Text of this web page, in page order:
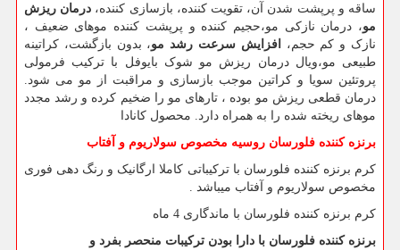
ساقه و پرپشت شدن آن، تقویت کننده، بازسازی کننده، درمان ریزش
مو، درمان نازکی مو،حجیم کننده و پرپشت کننده موهای ضعیف ،
نازک و کم حجم،
افزایش سرعت رشد مو، بدون بازگشت، کراتینه
طبیعی مو،ویال درمان ریزش مو شوک بایوفل با ترکیب فرمولی
پروتئین سویا و کراتین موجب بازسازی و مراقبت از مو می شود.
درمان قطعی ریزش مو بوده ، تارهای مو را ضخیم کرده و رشد مجدد
موهای ریخته شده را به همراه دارد. محصول کانادا
برنزه کننده فلورسان روسیه مخصوص سولاریوم و آفتاب
کرم برنزه کننده فلورسان با ترکیباتی کاملا ارگانیک و رنگ دهی فوری
مخصوص سولاریوم و آفتاب میباشد .
کرم برنزه کننده فلورسان با ماندگاری 4 ماه
برنزه کننده فلورسان با دارا بودن ترکیبات منحصر بفرد و